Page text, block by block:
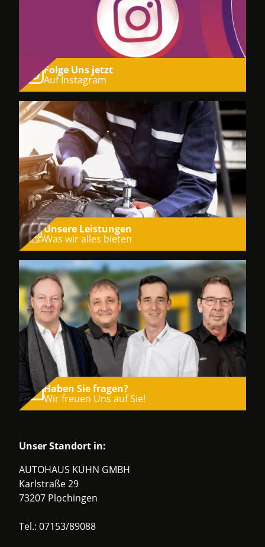
Folge Uns jetzt
Auf Instagram
Unsere Leistungen
Was wir alles bieten
Haben Sie fragen?
Wir freuen Uns auf Sie!
Unser Standort in:
AUTOHAUS KUHN GMBH
Karlstraße 29
73207 Plochingen
Tel.: 07153/89088